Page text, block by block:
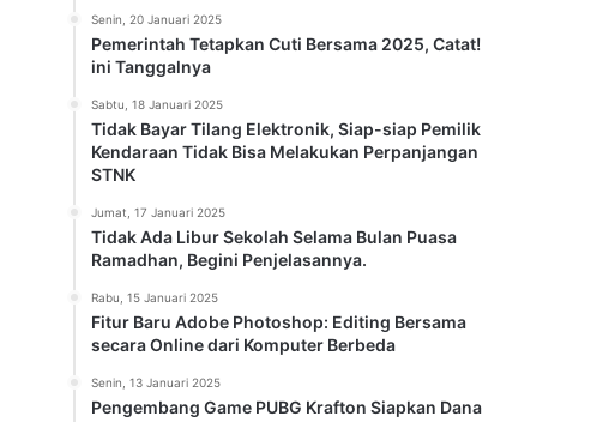
Senin, 20 Januari 2025
Pemerintah Tetapkan Cuti Bersama 2025, Catat!
ini Tanggalnya
Sabtu, 18 Januari 2025
Tidak Bayar Tilang Elektronik, Siap-siap Pemilik
Kendaraan Tidak Bisa Melakukan Perpanjangan
STNK
Jumat, 17 Januari 2025
Tidak Ada Libur Sekolah Selama Bulan Puasa
Ramadhan, Begini Penjelasannya.
Rabu, 15 Januari 2025
Fitur Baru Adobe Photoshop: Editing Bersama
secara Online dari Komputer Berbeda
Senin, 13 Januari 2025
Pengembang Game PUBG Krafton Siapkan Dana